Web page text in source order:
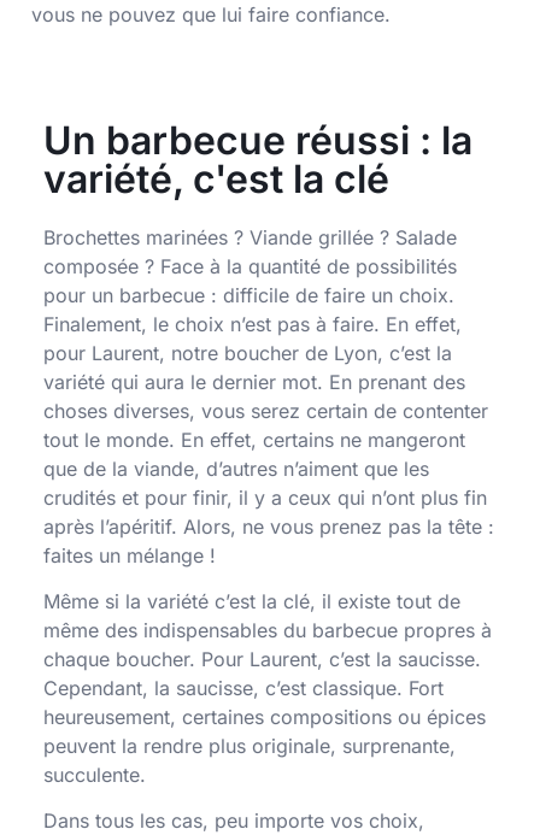
vous ne pouvez que lui faire confiance.
Un barbecue réussi : la
variété, c'est la clé
Brochettes marinées ? Viande grillée ? Salade
composée ? Face à la quantité de possibilités
pour un barbecue : difficile de faire un choix.
Finalement, le choix n’est pas à faire. En effet,
pour Laurent, notre boucher de Lyon, c’est la
variété qui aura le dernier mot. En prenant des
choses diverses, vous serez certain de contenter
tout le monde. En effet, certains ne mangeront
que de la viande, d’autres n’aiment que les
crudités et pour finir, il y a ceux qui n’ont plus fin
après l’apéritif. Alors, ne vous prenez pas la tête :
faites un mélange !
Même si la variété c’est la clé, il existe tout de
même des indispensables du barbecue propres à
chaque boucher. Pour Laurent, c’est la saucisse.
Cependant, la saucisse, c’est classique. Fort
heureusement, certaines compositions ou épices
peuvent la rendre plus originale, surprenante,
succulente.
Dans tous les cas, peu importe vos choix,